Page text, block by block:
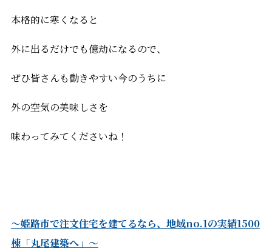
本格的に寒くなると
外に出るだけでも億劫になるので、
ぜひ皆さんも動きやすい今のうちに
外の空気の美味しさを
味わってみてくださいね！
～姫路市で注文住宅を建てるなら、地域no.1の実績1500
棟「丸尾建築へ」～